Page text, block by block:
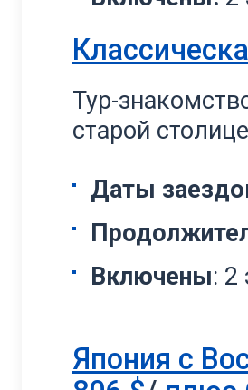
Тур-
старой
Даты
Включены: 2
Япония с